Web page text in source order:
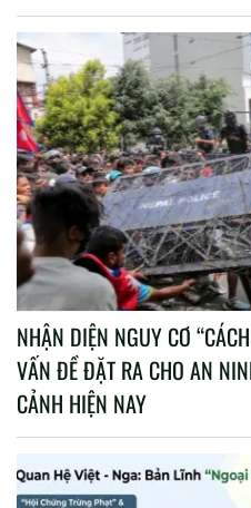
NHẬN DIỆN NGUY CƠ
VẤN ĐỀ ĐẶT RA CHO AN
CẢNH HIỆN NAY